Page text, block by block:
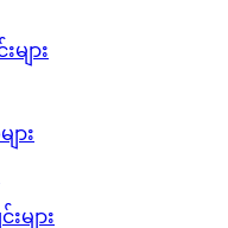
ျား
ား
များ